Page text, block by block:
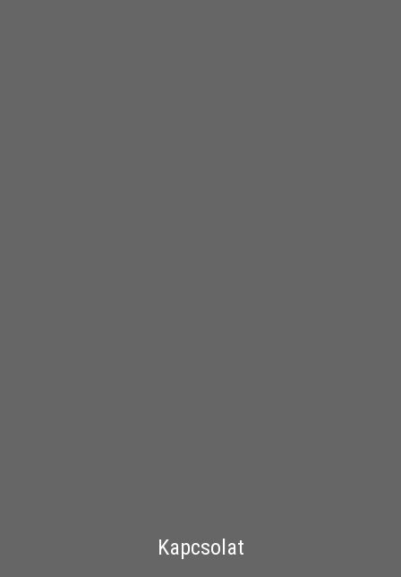
Kapcsolat